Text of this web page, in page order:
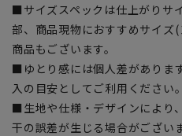
■サイズスペックは仕上がりサ
部、商品現物におすすめサイズ
商品もございます。
■ゆとり感には個人差がありま
入の目安としてご利用ください。
■生地や仕様・デザインにより
干の誤差が生じる場合がござい